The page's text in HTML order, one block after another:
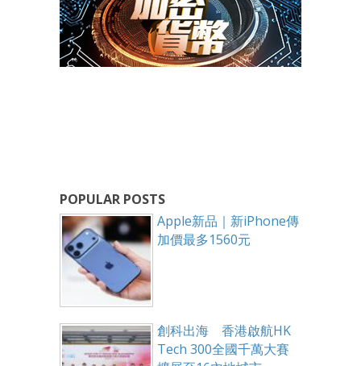
POPULAR POSTS
Apple新品｜新iPhone傳
加價最多1560元
創科出海 香港啟航HK
Tech 300全國千萬大賽